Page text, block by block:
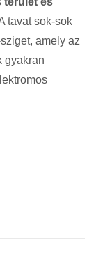
tavat sok-sok
amely az
gyakran